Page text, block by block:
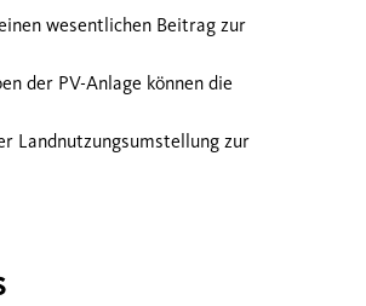
wesentlichen Beitrag zur
der PV-Anlage können die
Landnutzungsumstellung zur